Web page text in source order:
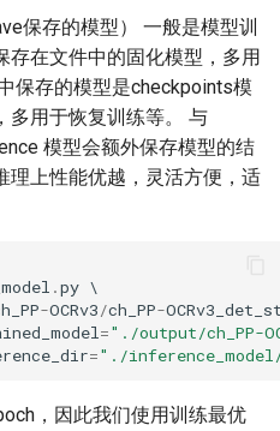
保存的模型） 一般是模型训
存在文件中的固化模型，多用
保存的模型是checkpoints模
多用于恢复训练等。 与
模型会额外保存模型的结
理上性能优越，灵活方便，适
.py
-OCRv3/ch_PP-
="./output/ch_PP-
="./inference_model/
，因此我们使用训练最优